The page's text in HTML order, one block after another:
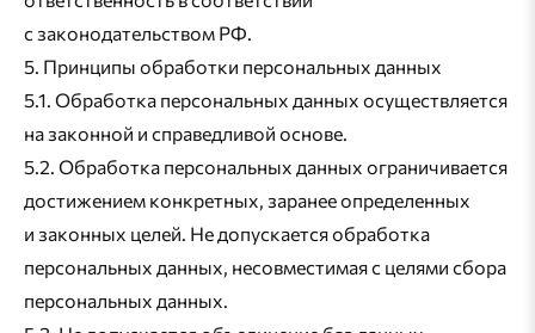
с законодательством РФ.
5. Принципы обработки персональных данных
5.1. Обработка персональных данных осуществляется
на законной и справедливой основе.
5.2. Обработка персональных данных ограничивается
достижением конкретных, заранее определенных
и законных целей. Не допускается обработка
персональных данных, несовместимая с целями сбора
персональных данных.